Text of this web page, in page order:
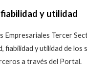
y utilidad
Empresariales Tercer
fiabilidad y utilidad de los
a través del Portal.